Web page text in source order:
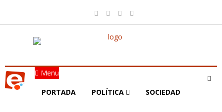
Menu
PORTADA POLÍTICA SOCIEDAD